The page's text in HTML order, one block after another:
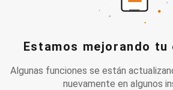
Estamos mejorando tu
Algunas funciones se están
nuevamente en algunos